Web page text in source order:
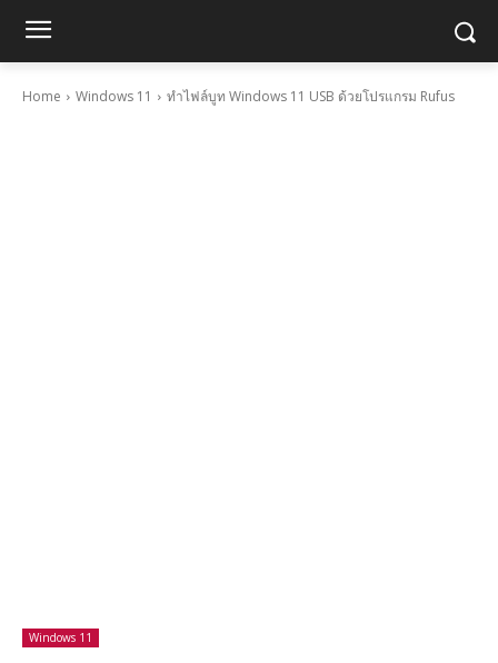
Home Windows 11 ทำไฟล์บูท Windows 11 USB ด้วยโปรแกรม Rufus
Windows 11